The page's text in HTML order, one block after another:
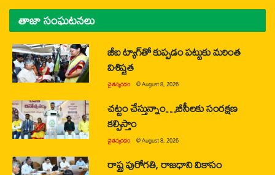
తాజా సంఘటనలు
జీఐ ట్యాగ్‌తో కుప్పడం పట్టుకు మరింత
విశిష్టత
చైతన్యరధం @August 8, 2026
చట్టం చేస్తున్నాం…బీసీలకు సంరక్షణ
కల్పిస్తాం
చైతన్యరధం @August 8, 2026
రాష్ట్ర పురోగతి, రాజధాని వికాసం